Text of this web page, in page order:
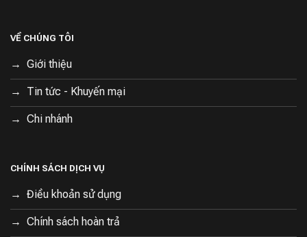
VỀ CHÚNG TÔI
Giới thiệu
Tin tức - Khuyến mại
Chi nhánh
CHÍNH SÁCH DỊCH VỤ
Điều khoản sử dụng
Chính sách hoàn trả